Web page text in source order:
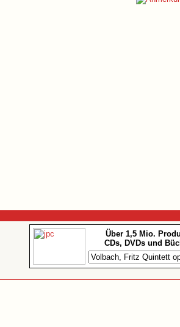
Über 1,5 Mio.
CDs, DVDs und